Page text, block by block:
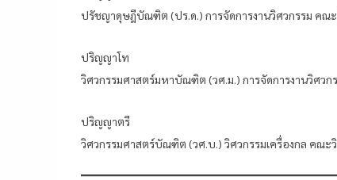
ปรัชญาดุษฎีบัณฑิต (ปร.ด.) การจัดการงานวิศวกรรม คณ
ปริญญาโท
วิศวกรรมศาสตร์มหาบัณฑิต (วศ.ม.) การจัดการงานวิศว
ปริญญาตรี
วิศวกรรมศาสตร์บัณฑิต (วศ.บ.) วิศวกรรมเครื่องกล คณ